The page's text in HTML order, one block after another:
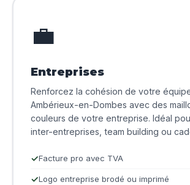
💼
Entreprises
Renforcez la cohésion de votre
Ambérieux-en-Dombes avec des
couleurs de votre entreprise. Idéal
inter-entreprises, team building ou
Facture pro avec TVA
Logo entreprise brodé ou imprimé